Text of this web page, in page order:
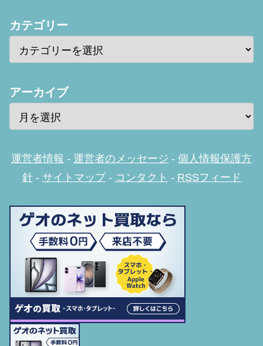
カテゴリー
アーカイブ
運営者情報 - 運営者のメッセージ - 個人情報保護方
針- サイトマップ- コンタクト - RSSフィード